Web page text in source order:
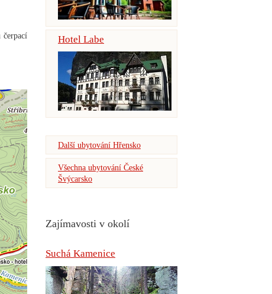
Hotel Labe
Další ubytování Hřensko
Všechna ubytování České
Švýcarsko
Zajímavosti v okolí
Suchá Kamenice
čerpací